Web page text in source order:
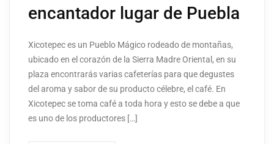
encantador lugar de Puebla
Xicotepec es un Pueblo Mágico rodeado de montañas,
ubicado en el corazón de la Sierra Madre Oriental, en su
plaza encontrarás varias cafeterías para que degustes
del aroma y sabor de su producto célebre, el café. En
Xicotepec se toma café a toda hora y esto se debe a que
es uno de los productores […]